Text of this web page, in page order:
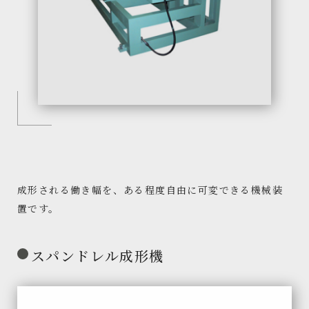
成形される働き幅を、ある程度自由に可変できる機械装
置です。
スパンドレル成形機